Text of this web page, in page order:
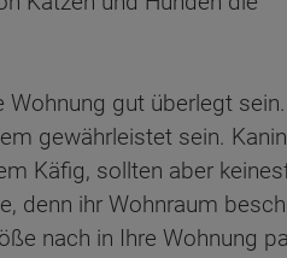
gut überlegt
gewährleistet sein.
Käfig, sollten aber
denn ihr Wohnraum
nach in Ihre Wohnung